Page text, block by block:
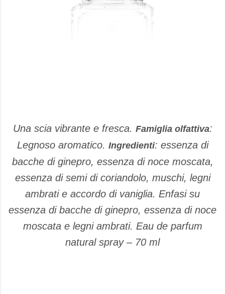
Una scia vibrante e fresca. Famiglia olfattiva:
Legnoso aromatico. Ingredienti: essenza di
bacche di ginepro, essenza di noce moscata,
essenza di semi di coriandolo, muschi, legni
ambrati e accordo di vaniglia. Enfasi su
essenza di bacche di ginepro, essenza di noce
moscata e legni ambrati. Eau de parfum
natural spray – 70 ml